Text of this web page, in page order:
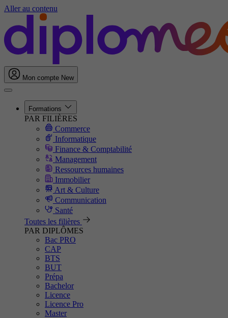
Aller au contenu
Mon compte New
Formations
PAR FILIÈRES
Commerce
Informatique
Finance & Comptabilité
Management
Ressources humaines
Immobilier
Art & Culture
Communication
Santé
Toutes les filières
PAR DIPLÔMES
Bac PRO
CAP
BTS
BUT
Prépa
Bachelor
Licence
Licence Pro
Master